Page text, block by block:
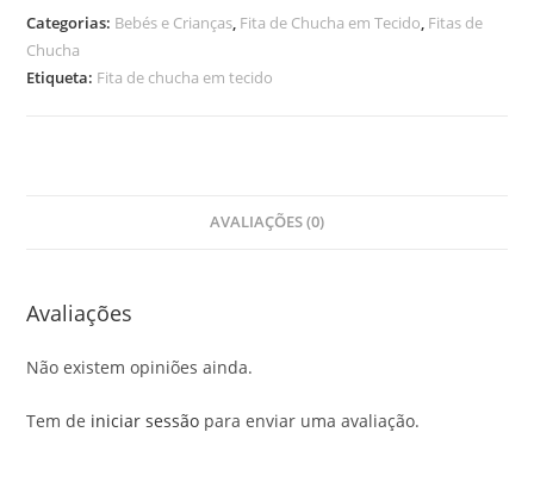
Chucha
em
Categorias: Bebés e Crianças Fita de Chucha em Tecido Fitas de
Chucha
Etiqueta: Fita de chucha em tecido
AVALIAÇÕES (0)
Avaliações
Não existem opiniões ainda.
Tem de iniciar sessão para enviar uma avaliação.